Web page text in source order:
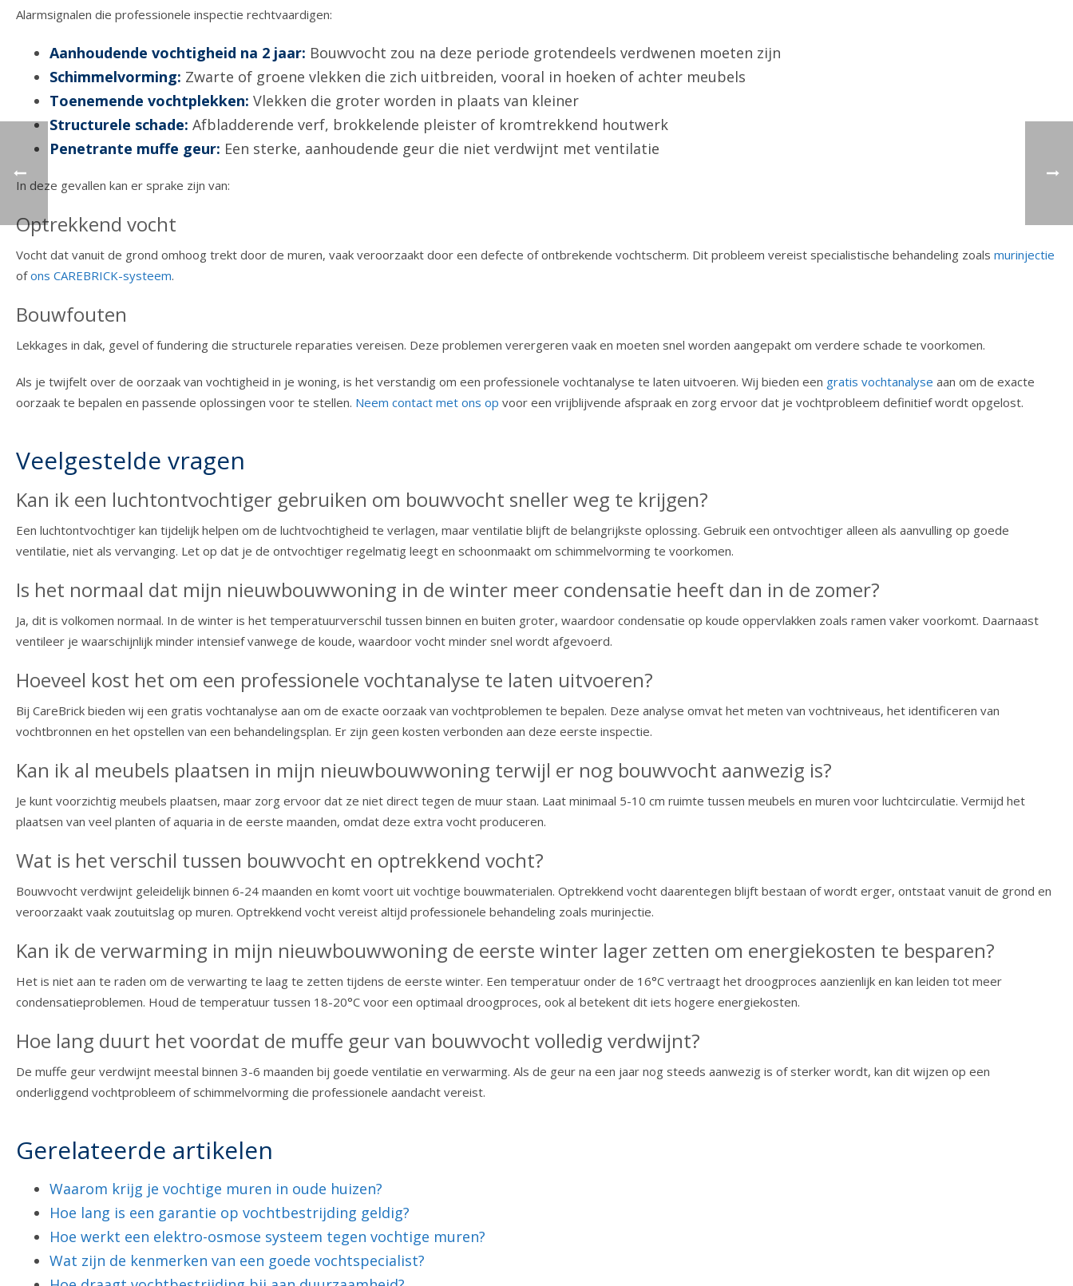
Alarmsignalen die professionele inspectie rechtvaardigen:
Aanhoudende vochtigheid na 2 jaar: Bouwvocht zou na deze periode grotendeels verdwenen moeten zijn
Schimmelvorming: Zwarte of groene vlekken die zich uitbreiden, vooral in hoeken of achter meubels
Toenemende vochtplekken: Vlekken die groter worden in plaats van kleiner
Structurele schade: Afbladderende verf, brokkelende pleister of kromtrekkend houtwerk
Penetrante muffe geur: Een sterke, aanhoudende geur die niet verdwijnt met ventilatie
In deze gevallen kan er sprake zijn van:
Optrekkend vocht
Vocht dat vanuit de grond omhoog trekt door de muren, vaak veroorzaakt door een defecte of ontbrekende vochtscherm. Dit probleem vereist specialistische behandeling zoals murinjectie
ofons CAREBRICK-systeem.
Bouwfouten
Lekkages in dak, gevel of fundering die structurele reparaties vereisen. Deze problemen verergeren vaak en moeten snel worden aangepakt om verdere schade te voorkomen.
Als je twijfelt over de oorzaak van vochtigheid in je woning, is het verstandig om een professionele vochtanalyse te laten uitvoeren. Wij bieden een gratis vochtanalyse aan om de exacte
oorzaak te bepalen en passende oplossingen voor te stellen. Neem contact met ons op voor een vrijblijvende afspraak en zorg ervoor dat je vochtprobleem definitief wordt opgelost.
Veelgestelde vragen
Kan ik een luchtontvochtiger gebruiken om bouwvocht sneller weg te krijgen?
Een luchtontvochtiger kan tijdelijk helpen om de luchtvochtigheid te verlagen, maar ventilatie blijft de belangrijkste oplossing. Gebruik een ontvochtiger alleen als aanvulling op goede
ventilatie, niet als vervanging. Let op dat je de ontvochtiger regelmatig leegt en schoonmaakt om schimmelvorming te voorkomen.
Is het normaal dat mijn nieuwbouwwoning in de winter meer condensatie heeft dan in de zomer?
Ja, dit is volkomen normaal. In de winter is het temperatuurverschil tussen binnen en buiten groter, waardoor condensatie op koude oppervlakken zoals ramen vaker voorkomt. Daarnaast
ventileer je waarschijnlijk minder intensief vanwege de koude, waardoor vocht minder snel wordt afgevoerd.
Hoeveel kost het om een professionele vochtanalyse te laten uitvoeren?
Bij CareBrick bieden wij een gratis vochtanalyse aan om de exacte oorzaak van vochtproblemen te bepalen. Deze analyse omvat het meten van vochtniveaus, het identificeren van
vochtbronnen en het opstellen van een behandelingsplan. Er zijn geen kosten verbonden aan deze eerste inspectie.
Kan ik al meubels plaatsen in mijn nieuwbouwwoning terwijl er nog bouwvocht aanwezig is?
Je kunt voorzichtig meubels plaatsen, maar zorg ervoor dat ze niet direct tegen de muur staan. Laat minimaal 5-10 cm ruimte tussen meubels en muren voor luchtcirculatie. Vermijd het
plaatsen van veel planten of aquaria in de eerste maanden, omdat deze extra vocht produceren.
Wat is het verschil tussen bouwvocht en optrekkend vocht?
Bouwvocht verdwijnt geleidelijk binnen 6-24 maanden en komt voort uit vochtige bouwmaterialen. Optrekkend vocht daarentegen blijft bestaan of wordt erger, ontstaat vanuit de grond en
veroorzaakt vaak zoutuitslag op muren. Optrekkend vocht vereist altijd professionele behandeling zoals murinjectie.
Kan ik de verwarming in mijn nieuwbouwwoning de eerste winter lager zetten om energiekosten te besparen?
Het is niet aan te raden om de verwarting te laag te zetten tijdens de eerste winter. Een temperatuur onder de 16°C vertraagt het droogproces aanzienlijk en kan leiden tot meer
condensatieproblemen. Houd de temperatuur tussen 18-20°C voor een optimaal droogproces, ook al betekent dit iets hogere energiekosten.
Hoe lang duurt het voordat de muffe geur van bouwvocht volledig verdwijnt?
De muffe geur verdwijnt meestal binnen 3-6 maanden bij goede ventilatie en verwarming. Als de geur na een jaar nog steeds aanwezig is of sterker wordt, kan dit wijzen op een
onderliggend vochtprobleem of schimmelvorming die professionele aandacht vereist.
Gerelateerde artikelen
Waarom krijg je vochtige muren in oude huizen?
Hoe lang is een garantie op vochtbestrijding geldig?
Hoe werkt een elektro-osmose systeem tegen vochtige muren?
Wat zijn de kenmerken van een goede vochtspecialist?